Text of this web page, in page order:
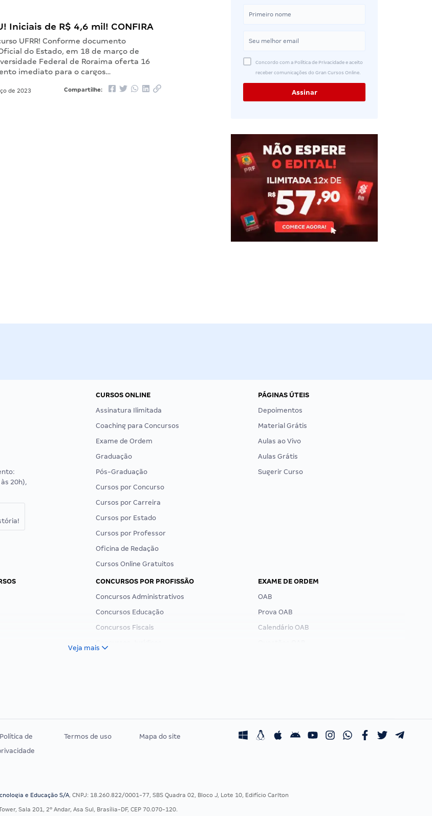
Iniciais de R$ 4,6 mil! CONFIRA
UFRR! Conforme documento
do Estado, em 18 de março de
Federal de Roraima oferta 16
imediato para o cargos…
de 2023 Compartilhe:
Concordo com a Política de Privacidade e aceito
receber comunicações do Gran Cursos Online.
20h),
CURSOS ONLINE
Assinatura Ilimitada
Coaching para Concursos
Exame de Ordem
Graduação
Pós-Graduação
Cursos por Concurso
Cursos por Carreira
Cursos por Estado
Cursos por Professor
Oficina de Redação
Cursos Online Gratuitos
PÁGINAS ÚTEIS
Depoimentos
Material Grátis
Aulas ao Vivo
Aulas Grátis
Sugerir Curso
CONCURSOS POR PROFISSÃO
Concursos Administrativos
Concursos Educação
Concursos Fiscais
Residência Multiprofissional
EXAME DE ORDEM
OAB
Prova OAB
Calendário OAB
Veja mais
Política de
Termos de uso Mapa do site
e Educação S/A, CNPJ: 18.260.822/0001-77, SBS Quadra 02, Bloco J, Lote 10, Edifício Carlton
Sala 201, 2º Andar, Asa Sul, Brasília-DF, CEP 70.070-120.